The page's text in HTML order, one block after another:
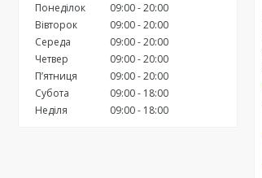
Понеділок 09:00 20:00
Вівторок
09:00 20:00
Середа
09:00 20:00
Четвер
09:00 20:00
Пʼятниця
09:00 20:00
Субота
09:00
18:00
Неділя
09:00 18:00